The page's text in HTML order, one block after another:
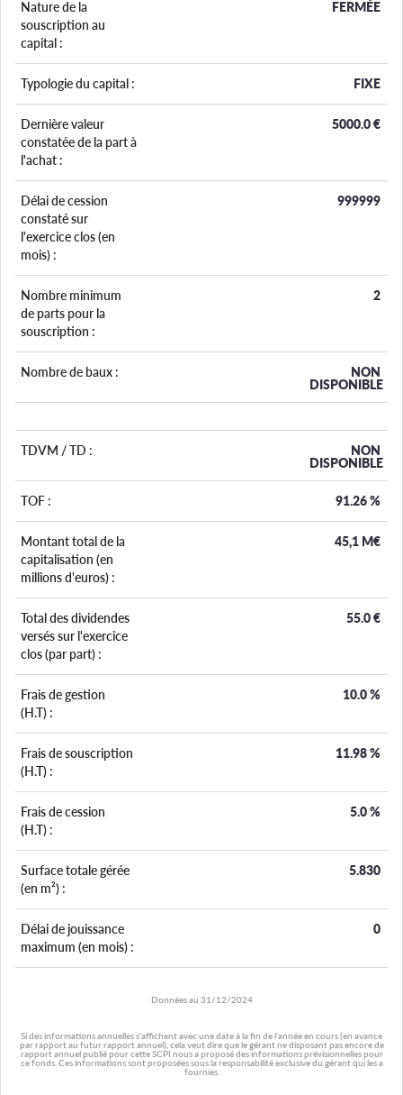
Nature de la
souscription au
capital :
FERMÉE
Typologie du capital : FIXE
Dernière valeur
constatée de la part à
l'achat :
5000.0€
Délai de cession
constaté sur
l'exercice clos (en
mois) :
999999
Nombre minimum
de parts pour la
souscription :
2
Nombre de baux :
NON
DISPONIBLE
TDVM / TD :
NON
DISPONIBLE
TOF : 91.26%
Montant total de la
capitalisation (en
millions d'euros) :
45,1 M€
Total des dividendes
versés sur l'exercice
clos (par part) :
55.0€
Frais de gestion
(H.T) :
10.0%
Frais de souscription
(H.T) :
11.98%
Frais de cession
(H.T) :
5.0%
Surface totale gérée
(en m²) :
5.830
Délai de jouissance
maximum (en mois) :
0
Données au 31/12/2024
Si des informations annuelles s'affichent avec une date à la fin de l'année en cours (en avance
par rapport au futur rapport annuel), cela veut dire que le gérant ne disposant pas encore de
rapport annuel publié pour cette SCPI nous a proposé des informations prévisionnelles pour
ce fonds. Ces informations sont proposées sous la responsabilité exclusive du gérant qui les a
fournies.